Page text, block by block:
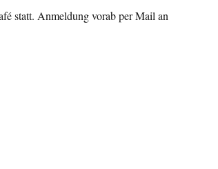
statt. Anmeldung vorab per Mail an